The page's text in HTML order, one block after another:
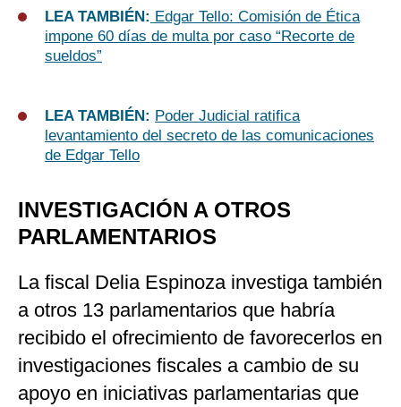
LEA TAMBIÉN: Edgar Tello: Comisión de Ética
impone 60 días de multa por caso “Recorte de
sueldos”
LEA TAMBIÉN: Poder Judicial ratifica
levantamiento del secreto de las comunicaciones
de Edgar Tello
INVESTIGACIÓN A OTROS
PARLAMENTARIOS
La fiscal Delia Espinoza investiga también
a otros 13 parlamentarios que habría
recibido el ofrecimiento de favorecerlos en
investigaciones fiscales a cambio de su
apoyo en iniciativas parlamentarias que